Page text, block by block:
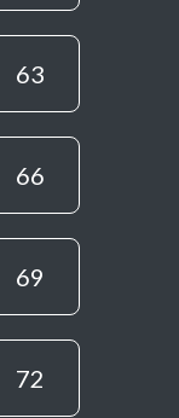
63
66
69
72